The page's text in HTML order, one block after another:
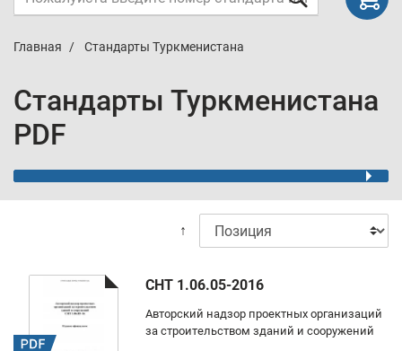
Главная Стандарты Туркменистана
Стандарты Туркменистана
PDF
↑
СНТ 1.06.05-2016
Авторский надзор проектных организаций
за строительством зданий и сооружений